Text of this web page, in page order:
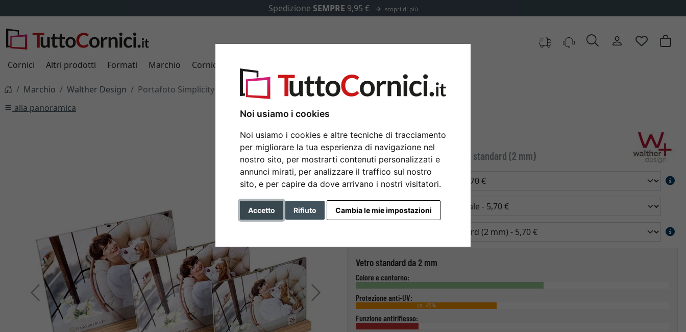
Noi usiamo i cookies
Noi usiamo i cookies e altre tecniche di tracciamento
per migliorare la tua esperienza di navigazione nel
nostro sito, per mostrarti contenuti personalizzati e
annunci mirati, per analizzare il traffico sul nostro
sito, e per capire da dove arrivano i nostri visitatori.
Accetto Rifiuto Cambia le mie impostazioni
SpedizioneSEMPRE9,95 € scopri di più
Cornici Altri prodotti Formati Marchio Cornici su misura
Marchio Walther Design
Portafoto Simplicity
alla panoramica
Indietro Avanti
Portafoto Simplicity
13x18 cm | colore naturale | Vetro standard (2 mm)
Formato
Colore
Vetro standard da 2 mm
Colore e contorno:
Protezione anti-UV:
ca. 45%
Funzione antiriflesso: